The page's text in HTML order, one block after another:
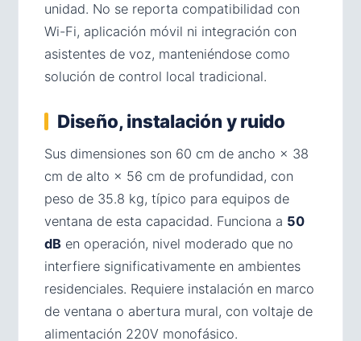
unidad. No se reporta compatibilidad con
Wi-Fi, aplicación móvil ni integración con
asistentes de voz, manteniéndose como
solución de control local tradicional.
Diseño, instalación y ruido
Sus dimensiones son 60 cm de ancho × 38
cm de alto × 56 cm de profundidad, con
peso de 35.8 kg, típico para equipos de
ventana de esta capacidad. Funciona a 50
dB en operación, nivel moderado que no
interfiere significativamente en ambientes
residenciales. Requiere instalación en marco
de ventana o abertura mural, con voltaje de
alimentación 220V monofásico.